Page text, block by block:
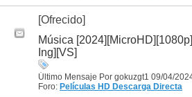
[Ofrecido]
Música
Ing][VS]
Último Mensaje Por gokuzgt1 09/04/
Foro: Películas HD Descarga Directa